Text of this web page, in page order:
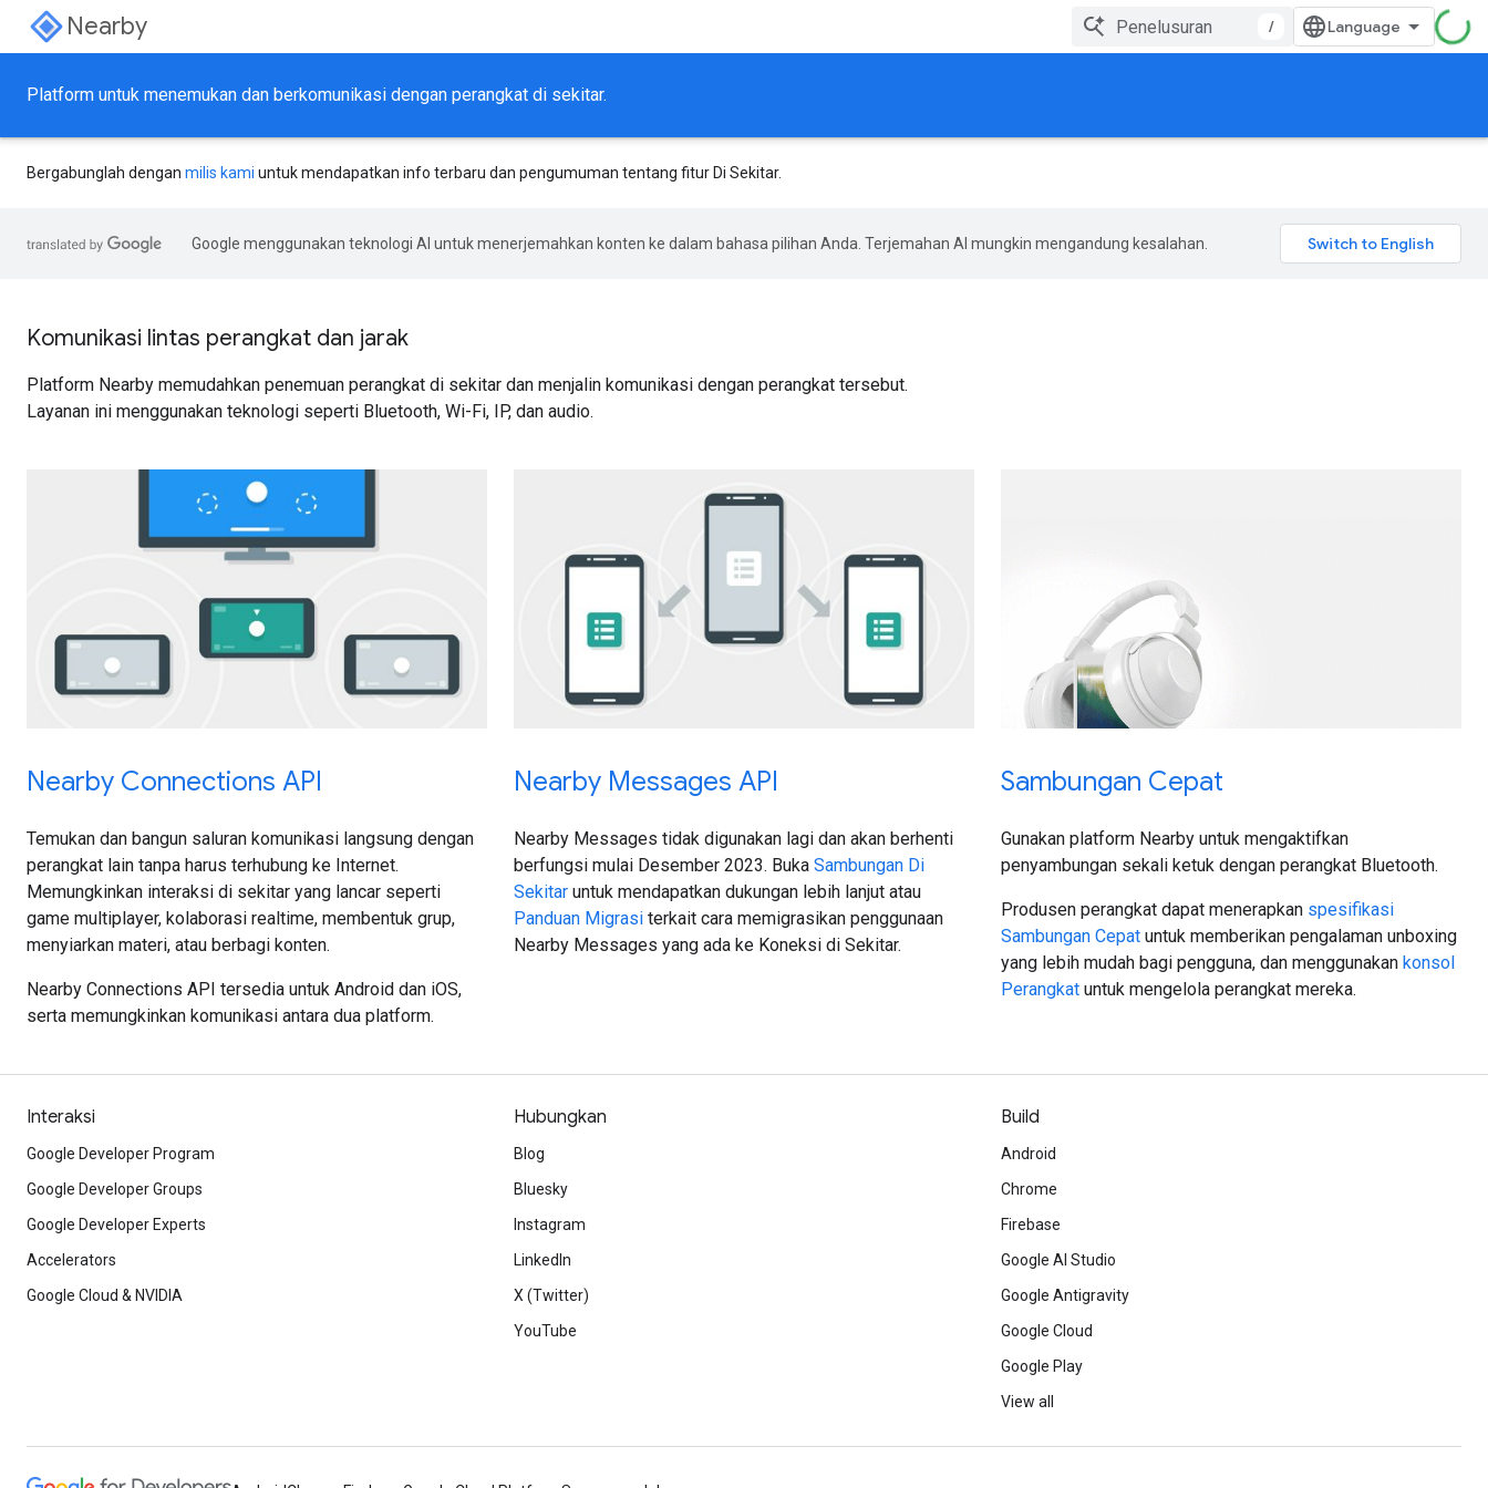
Nearby /
Platform untuk menemukan dan berkomunikasi dengan perangkat di sekitar.
Bergabunglah dengan milis kami untuk mendapatkan info terbaru dan pengumuman tentang fitur Di Sekitar.
Google menggunakan teknologi AI untuk menerjemahkan konten ke dalam bahasa pilihan Anda. Terjemahan AI mungkin mengandung kesalahan.
Komunikasi lintas perangkat dan jarak
Platform Nearby memudahkan penemuan perangkat di sekitar dan menjalin komunikasi dengan perangkat tersebut.
Layanan ini menggunakan teknologi seperti Bluetooth, Wi-Fi, IP, dan audio.
Nearby Connections API
Temukan dan bangun saluran komunikasi langsung dengan
perangkat lain tanpa harus terhubung ke Internet.
Memungkinkan interaksi di sekitar yang lancar seperti
game multiplayer, kolaborasi realtime, membentuk grup,
menyiarkan materi, atau berbagi konten.
Nearby Connections API tersedia untuk Android dan iOS,
serta memungkinkan komunikasi antara dua platform.
Nearby Messages API
Nearby Messages tidak digunakan lagi dan akan berhenti
berfungsi mulai Desember 2023. Buka Sambungan Di
Sekitar untuk mendapatkan dukungan lebih lanjut atau
Panduan Migrasi terkait cara memigrasikan penggunaan
Nearby Messages yang ada ke Koneksi di Sekitar.
Sambungan Cepat
Gunakan platform Nearby untuk mengaktifkan
penyambungan sekali ketuk dengan perangkat Bluetooth.
Produsen perangkat dapat menerapkan spesifikasi
Sambungan Cepat untuk memberikan pengalaman unboxing
yang lebih mudah bagi pengguna, dan menggunakan konsol
Perangkat untuk mengelola perangkat mereka.
Interaksi
Google Developer Program
Google Developer Groups
Google Developer Experts
Accelerators
Google Cloud & NVIDIA
Hubungkan
Blog
Bluesky
Instagram
LinkedIn
X (Twitter)
YouTube
Build
Android
Chrome
Firebase
Google AI Studio
Google Antigravity
Google Cloud
Google Play
View all